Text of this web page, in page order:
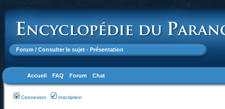
Forum / Consulter le sujet - Présentation
Accueil FAQ Forum Chat
Connexion Inscription